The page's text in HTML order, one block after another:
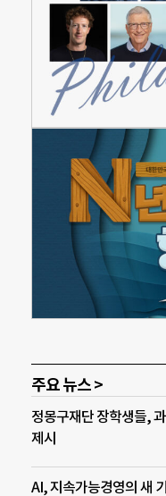
주요 뉴스 >
정몽구재단 장학생들,
제시
AI, 지속가능경영의 새